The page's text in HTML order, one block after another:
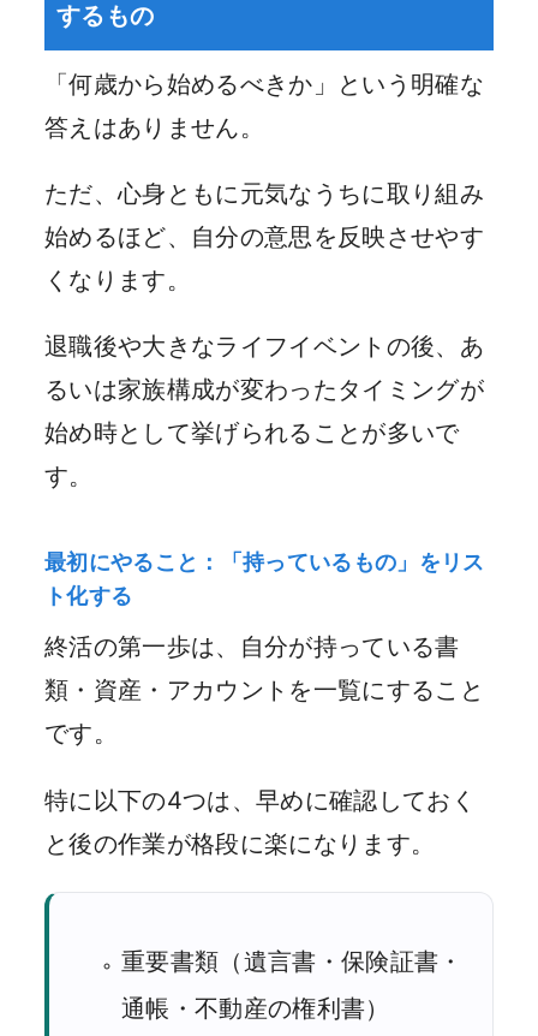
するもの
「何歳から始めるべきか」という明確な
答えはありません。
ただ、心身ともに元気なうちに取り組み
始めるほど、自分の意思を反映させやす
くなります。
退職後や大きなライフイベントの後、あ
るいは家族構成が変わったタイミングが
始め時として挙げられることが多いで
す。
最初にやること：「持っているもの」をリス
ト化する
終活の第一歩は、自分が持っている書
類・資産・アカウントを一覧にすること
です。
特に以下の4つは、早めに確認しておく
と後の作業が格段に楽になります。
重要書類（遺言書・保険証書・
通帳・不動産の権利書）